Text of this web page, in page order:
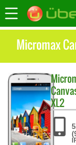
Micromax
XL2